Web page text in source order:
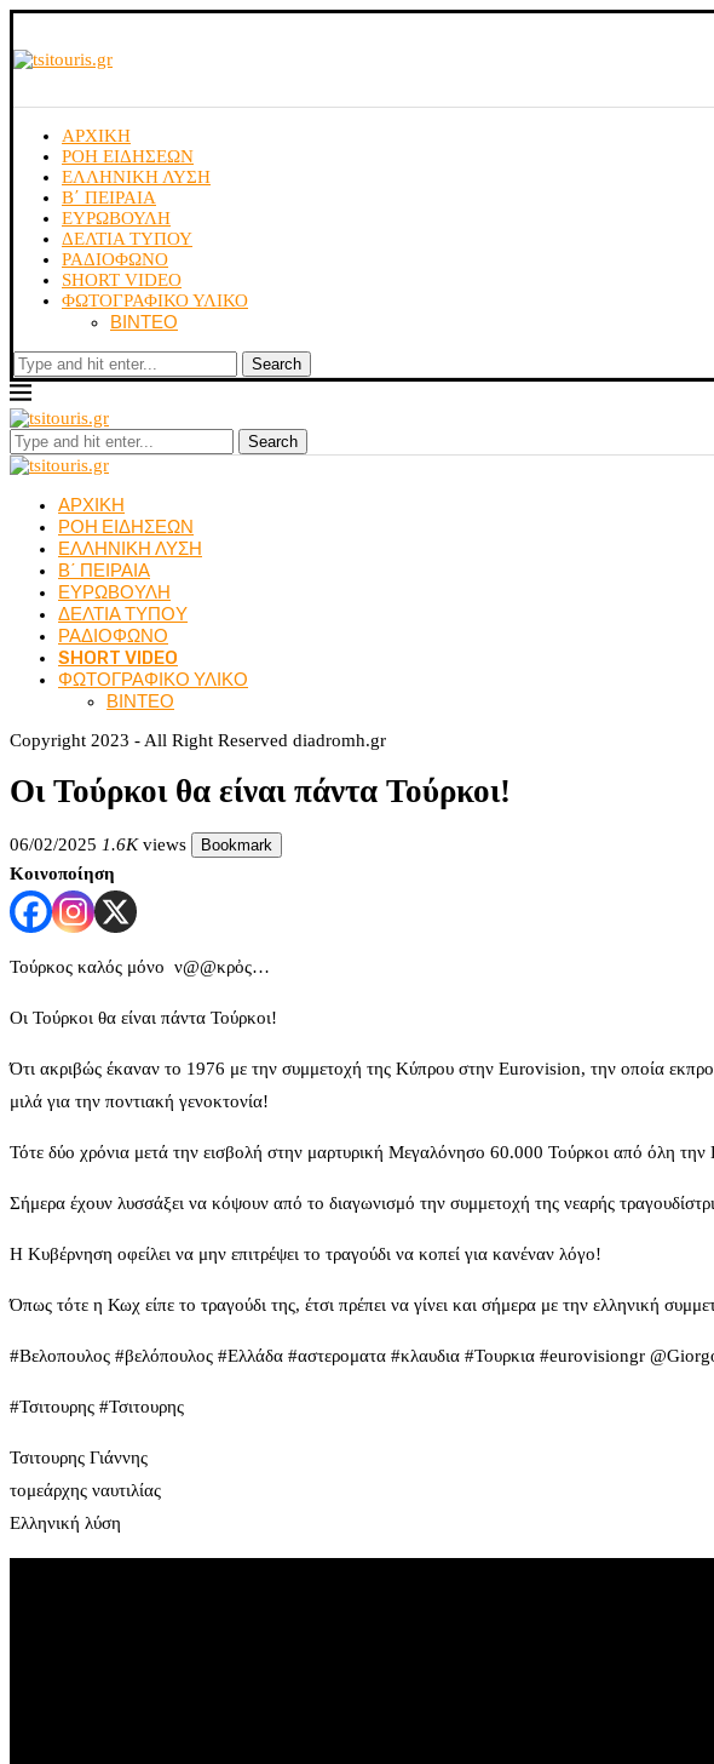
ΑΡΧΙΚΗ
ΡΟΗ ΕΙΔΗΣΕΩΝ
ΕΛΛΗΝΙΚΗ ΛΥΣΗ
Β΄ ΠΕΙΡΑΙΑ
ΕΥΡΩΒΟΥΛΗ
ΔΕΛΤΙΑ ΤΥΠΟΥ
ΡΑΔΙΟΦΩΝΟ
SHORT VIDEO
ΦΩΤΟΓΡΑΦΙΚΟ ΥΛΙΚΟ
ΒΙΝΤΕΟ
Search
Search
ΑΡΧΙΚΗ
ΡΟΗ ΕΙΔΗΣΕΩΝ
ΕΛΛΗΝΙΚΗ ΛΥΣΗ
Β΄ ΠΕΙΡΑΙΑ
ΕΥΡΩΒΟΥΛΗ
ΔΕΛΤΙΑ ΤΥΠΟΥ
ΡΑΔΙΟΦΩΝΟ
SHORT VIDEO
ΦΩΤΟΓΡΑΦΙΚΟ ΥΛΙΚΟ
ΒΙΝΤΕΟ
Copyright 2023 - All Right Reserved diadromh.gr
Οι Τούρκοι θα είναι πάντα Τούρκοι!
06/02/2025 1.6Kviews Bookmark
Κοινοποίηση
Τούρκος καλός μόνο ν@@κρὀς…
Οι Τούρκοι θα είναι πάντα Τούρκοι!
Ότι ακριβώς έκαναν το 1976 με την συμμετοχή της Κύπρου στην Eurovision, την οποία
μιλά για την ποντιακή γενοκτονία!
Τότε δύο χρόνια μετά την εισβολή στην μαρτυρική Μεγαλόνησο 60.000 Τούρκοι από όλη
Σήμερα έχουν λυσσάξει να κόψουν από το διαγωνισμό την συμμετοχή της νεαρής
Η Κυβέρνηση οφείλει να μην επιτρέψει το τραγούδι να κοπεί για κανέναν λόγο!
Όπως τότε η Κωχ είπε το τραγούδι της, έτσι πρέπει να γίνει και σήμερα με την ελληνική
#Βελοπουλος #βελόπουλος #Ελλάδα #αστεροματα #κλαυδια #Τουρκια #eurovisiongr
#Τσιτουρης #Τσιτουρης
Τσιτουρης Γιάννης
τομεάρχης ναυτιλίας
Ελληνική λύση